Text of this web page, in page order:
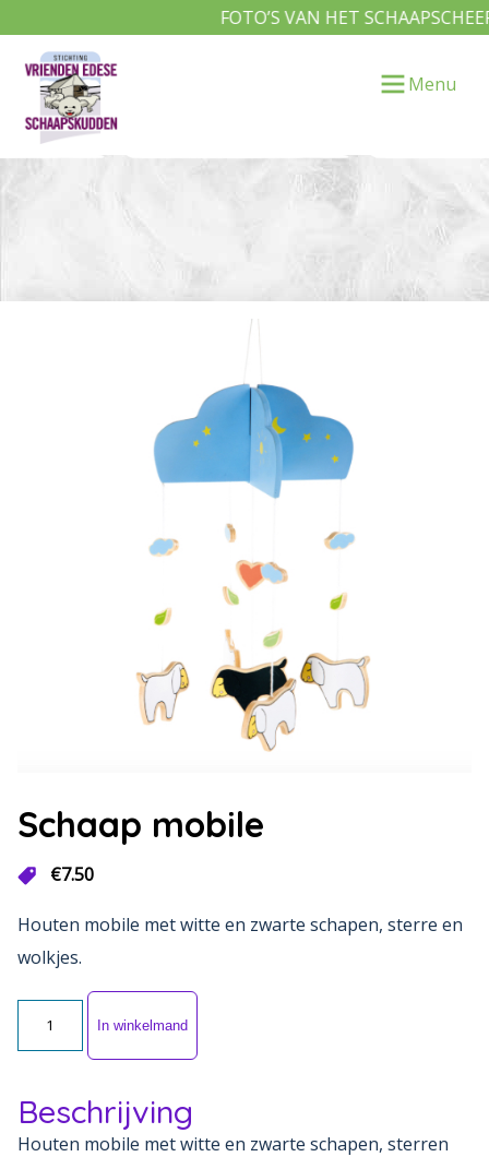
FOTO’S VAN HET
Menu
Schaap mobile
€7.50
Houten mobile met witte en zwarte schapen, sterre en
wolkjes.
Schaap
In winkelmand
Beschrijving
Houten mobile met witte en zwarte schapen, sterren